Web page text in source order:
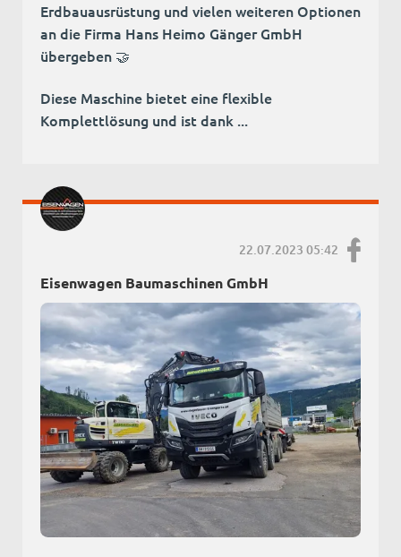
Erdbauausrüstung und vielen weiteren Optionen
an die Firma Hans Heimo Gänger GmbH
übergeben 🤝
Diese Maschine bietet eine flexible
Komplettlösung und ist dank ...
22.07.2023 05:42
Eisenwagen Baumaschinen GmbH